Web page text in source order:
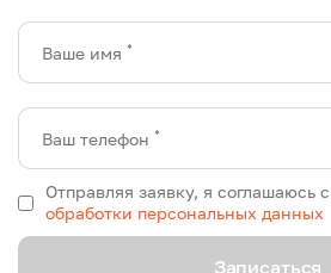
Ваше имя *
Ваш телефон *
Записаться
Отправляя заявку, я соглашаюсь с
обработки персональных данных